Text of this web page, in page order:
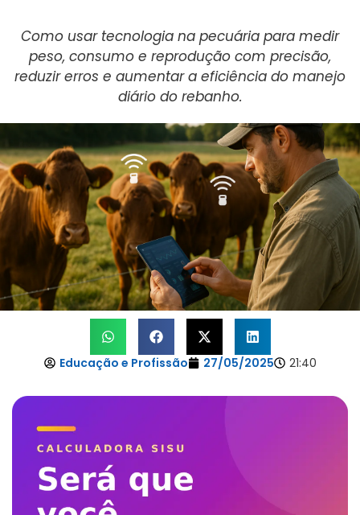
Como usar tecnologia na pecuária para medir
peso, consumo e reprodução com precisão,
reduzir erros e aumentar a eficiência do manejo
diário do rebanho.
Educação e Profissão 27/05/2025 21:40